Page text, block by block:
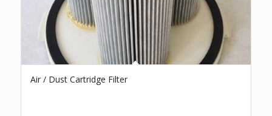
Air / Dust Cartridge Filter